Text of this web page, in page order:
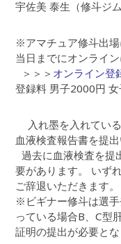
宇佐美 泰生（修斗ジム
※アマチュア修斗出
当日までにオンライ
＞＞＞ オンライン登
登録料 男子2000円
入れ墨を入れてい
血液検査報告書を提出
過去に血液検査を提
要があります。 いず
ご辞退いただきます。
※ビギナー修斗は選
っている場合B、C型
証明の提出が必要とな